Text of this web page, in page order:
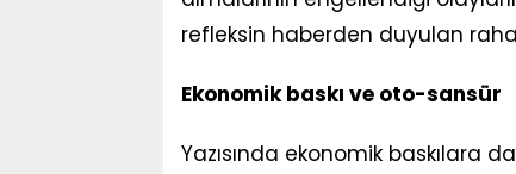
refleksin haberden duyulan
Ekonomik baskı ve oto-sansür
Yazısında ekonomik baskılara